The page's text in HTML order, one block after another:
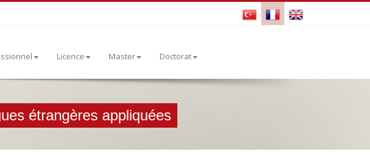
Licence Master Doctorat
étrangères appliquées